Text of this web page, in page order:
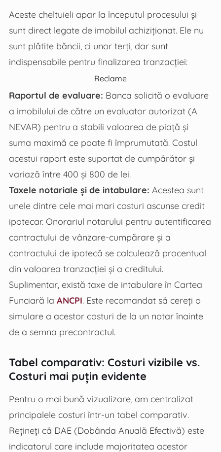
Aceste cheltuieli apar la începutul procesului și
sunt direct legate de imobilul achiziționat. Ele nu
sunt plătite băncii, ci unor terți, dar sunt
indispensabile pentru finalizarea tranzacției:
Reclame
Raportul de evaluare: Banca solicită o evaluare
a imobilului de către un evaluator autorizat (A
NEVAR) pentru a stabili valoarea de piață și
suma maximă ce poate fi împrumutată. Costul
acestui raport este suportat de cumpărător și
variază între 400 și 800 de lei.
Taxele notariale și de intabulare: Acestea sunt
unele dintre cele mai mari costuri ascunse credit
ipotecar. Onorariul notarului pentru autentificarea
contractului de vânzare-cumpărare și a
contractului de ipotecă se calculează procentual
din valoarea tranzacției și a creditului.
Suplimentar, există taxe de intabulare în Cartea
Funciară la ANCPI. Este recomandat să cereți o
simulare a acestor costuri de la un notar înainte
de a semna precontractul.
Tabel comparativ: Costuri vizibile vs.
Costuri mai puțin evidente
Pentru o mai bună vizualizare, am centralizat
principalele costuri într-un tabel comparativ.
Rețineți că DAE (Dobânda Anuală Efectivă) este
indicatorul care include majoritatea acestor